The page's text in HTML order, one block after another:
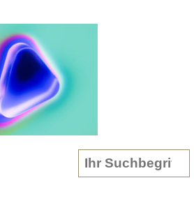
Search form